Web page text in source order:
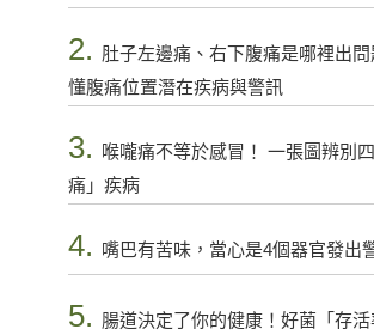
2. 肚子左邊痛、右下腹痛是哪裡出
懂腹痛位置潛在疾病與警訊
3.
喉嚨痛不等於感冒！ 一張圖辨別
痛」疾病
4. 嘴巴有苦味，當心是4個器官發出
5. 腸道決定了你的健康！好菌「存